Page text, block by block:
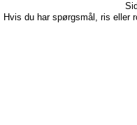
Hvis du har spørgsmål, ris eller